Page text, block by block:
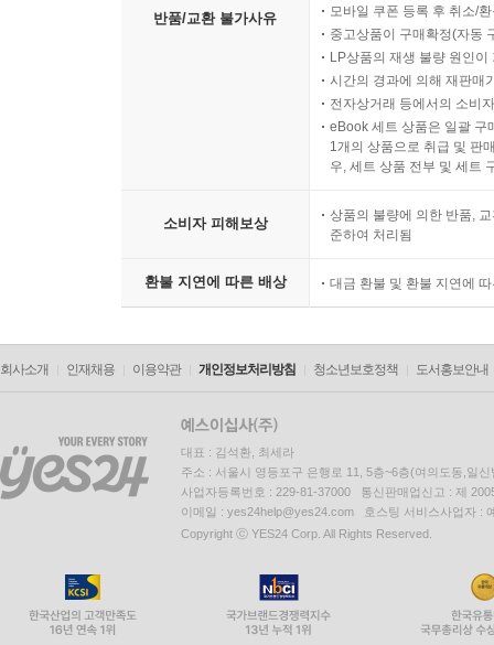
반품/교환 불가사유
모바일 쿠폰 등록 후 취소/
중고상품이 구매확정(자동
LP상품의 재생 불량 원인
시간의 경과에 의해 재판매
전자상거래 등에서의 소비
eBook 세트 상품은 일괄 구
1개의 상품으로 취급 및 판
우, 세트 상품 전부 및 세트
소비자 피해보상
상품의 불량에 의한 반품,
준하여 처리됨
환불 지연에 따른 배상 대금 환불 및 환불 지연에
회사소개 인재채용 이용약관 개인정보처리방침 청소년보호정책 도서홍보안내
대표 : 김석환, 최세라
주소 : 서울시 영등포구 은행로 11, 5층~6층(여의도동,일신
사업자등록번호 : 229-81-37000 통신판매업신고 : 제
이메일 : yes24help@yes24.com 호스팅 서비스사업자 :
Copyright ⓒ YES24 Corp. All Rights Reserved.